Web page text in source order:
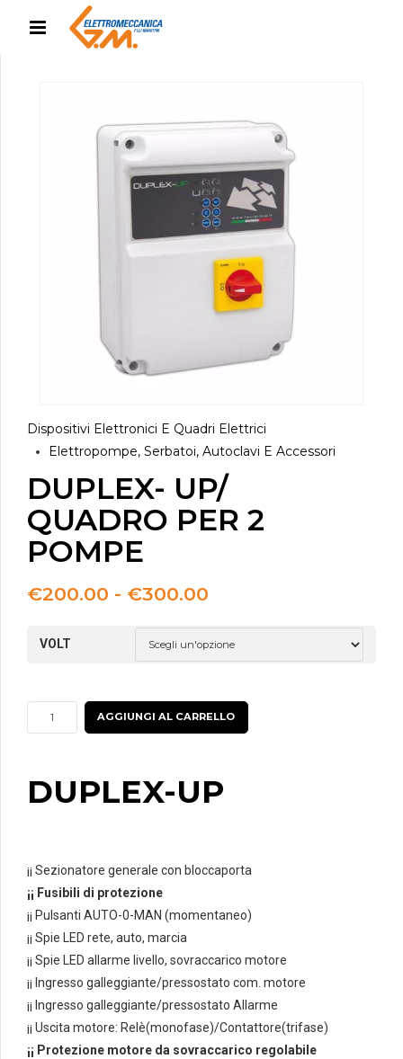
Dispositivi Elettronici E Quadri Elettrici
Elettropompe, Serbatoi, Autoclavi E Accessori
DUPLEX- UP/
QUADRO PER 2
POMPE
€200.00 - €300.00
prezzo:
da
€200.00
€300.00
VOLT
DUPLEX-
UP/
PER
2
AGGIUNGI AL CARRELLO
DUPLEX-UP
¡¡ Sezionatore generale con bloccaporta
¡¡ Fusibili di protezione
¡¡ Pulsanti AUTO-0-MAN (momentaneo)
¡¡ Spie LED rete, auto, marcia
¡¡ Spie LED allarme livello, sovraccarico motore
¡¡ Ingresso galleggiante/pressostato com. motore
¡¡ Ingresso galleggiante/pressostato Allarme
¡¡ Uscita motore: Relè(monofase)/Contattore(trifase)
¡¡ Protezione motore da sovraccarico regolabile